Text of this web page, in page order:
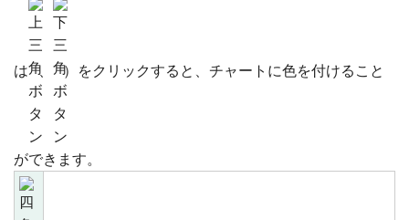
は 、 ）をクリックすると、チャートに色を付けること
ができます。